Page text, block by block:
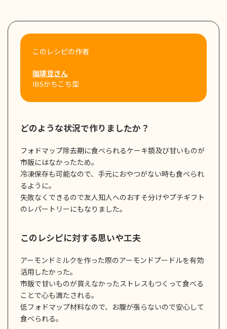
このレシピの作者
珈琲豆さん
IBSかちこち型
どのような状況で作りましたか？
フォドマップ除去期に食べられるケーキ類及び甘いものが
市販にはなかったため。
冷凍保存も可能なので、手元におやつがない時も食べられ
るように。
失敗なくできるので友人知人へのおすそ分けやプチギフト
のレパートリーにもなりました。
このレシピに対する思いや工夫
アーモンドミルクを作った際のアーモンドプードルを有効
活用したかった。
市販で甘いものが買えなかったストレスもつくって食べる
ことで心も満たされる。
低フォドマップ材料なので、お腹が張らないので安心して
食べられる。